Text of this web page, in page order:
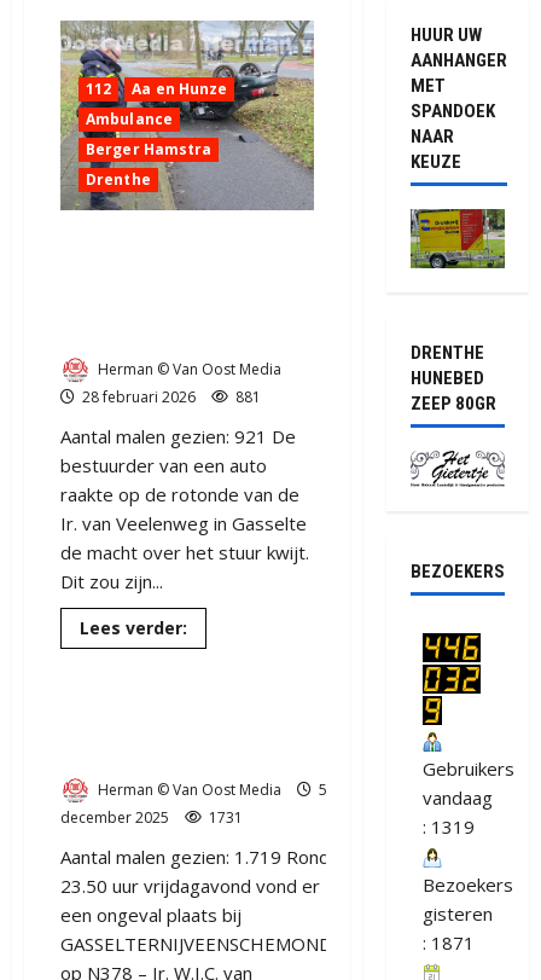
gewond
na
botsing
met
auto
in
Gasselternijveenschemond
112
Aa en Hunze
Ambulance
Berger Hamstra
Drenthe
Herman © Van Oost Media
28 februari 2026
881
Aantal malen gezien: 921 De
bestuurder van een auto
raakte op de rotonde van de
Ir. van Veelenweg in Gasselte
de macht over het stuur kwijt.
Dit zou zijn...
Lees verder:
meer
Gasselte
op
de
rotonde
N378
Re
–
Ir.
W.I.C.
Veelenweg
(video)
Herman © Van Oost Media
5
december 2025
1731
Aantal malen gezien: 1.719 Rond
23.50 uur vrijdagavond vond er
een ongeval plaats bij
GASSELTERNIJVEENSCHEMOND
op N378 – Ir. W.I.C. van
HUUR UW
AANHANGER
MET
SPANDOEK
NAAR
KEUZE
DRENTHE
HUNEBED
ZEEP 80GR
BEZOEKERS
Gebruikers
vandaag
: 1319
Bezoekers
gisteren
: 1871